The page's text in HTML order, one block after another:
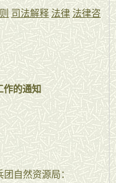
司法解释 法律 法律咨
作的通知
自然资源局：